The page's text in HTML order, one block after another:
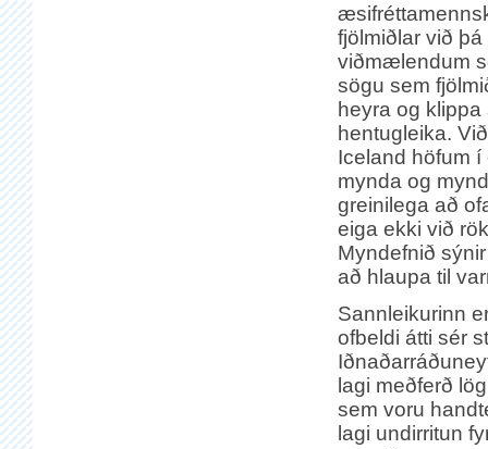
fjölmiðlar við
viðmælendum
sögu sem
heyra og klippa
hentugleika.
Iceland höfum
mynda og
greinilega að
eiga ekki við
Myndefnið
að hlaupa til
Sannleikurinn
ofbeldi átti sér
lagi meðferð
sem voru
lagi undirritun